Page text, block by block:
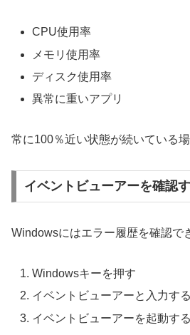
CPU使用率
メモリ使用率
ディスク使用率
異常に重いアプリ
常に100％近い状態が続いている
イベントビューアーを確認
Windowsにはエラー履歴を確認で
Windowsキーを押す
イベントビューアーと入力する
イベントビューアーを起動する